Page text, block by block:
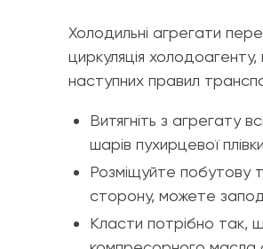
Холодильні агрегати
циркуляція
наступних правил
Витягніть з агрегату
шарів пухирцевої
Розміщуйте побутову
сторону, можете
Класти потрібно так,